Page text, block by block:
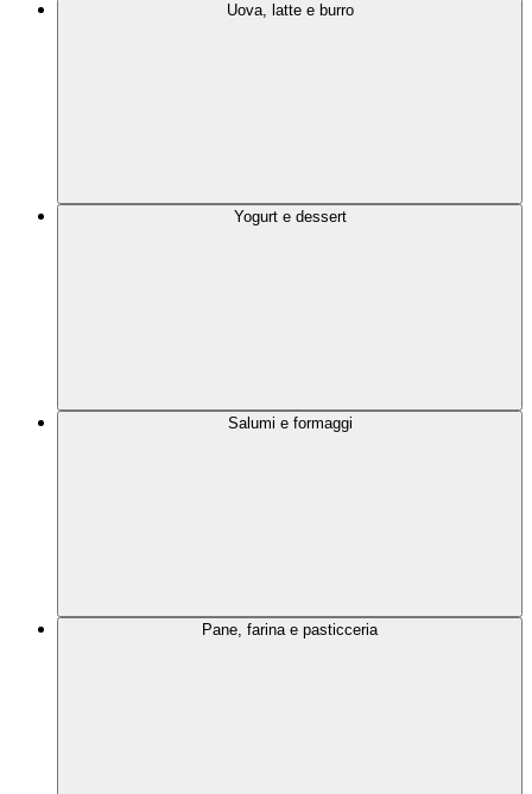
Uova, latte e burro
Yogurt e dessert
Salumi e formaggi
Pane, farina e pasticceria